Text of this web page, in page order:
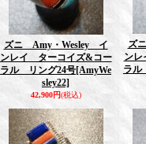
ズニ Amy・Wesley イ
ンレイ ターコイズ&コー
ラル リング24号[AmyWe
sley22]
42,900円(税込)
ズ
ン
ラル